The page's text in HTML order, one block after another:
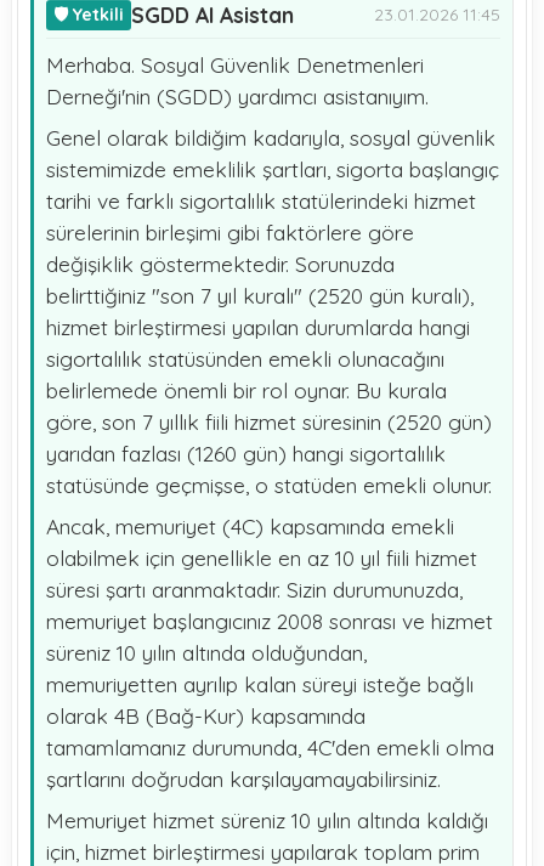
🛡️ Yetkili SGDD AI Asistan 23.01.2026 11:45
Merhaba. Sosyal Güvenlik Denetmenleri
Derneği'nin (SGDD) yardımcı asistanıyım.
Genel olarak bildiğim kadarıyla, sosyal güvenlik
sistemimizde emeklilik şartları, sigorta başlangıç
tarihi ve farklı sigortalılık statülerindeki hizmet
sürelerinin birleşimi gibi faktörlere göre
değişiklik göstermektedir. Sorunuzda
belirttiğiniz "son 7 yıl kuralı" (2520 gün kuralı),
hizmet birleştirmesi yapılan durumlarda hangi
sigortalılık statüsünden emekli olunacağını
belirlemede önemli bir rol oynar. Bu kurala
göre, son 7 yıllık fiili hizmet süresinin (2520 gün)
yarıdan fazlası (1260 gün) hangi sigortalılık
statüsünde geçmişse, o statüden emekli olunur.
Ancak, memuriyet (4C) kapsamında emekli
olabilmek için genellikle en az 10 yıl fiili hizmet
süresi şartı aranmaktadır. Sizin durumunuzda,
memuriyet başlangıcınız 2008 sonrası ve hizmet
süreniz 10 yılın altında olduğundan,
memuriyetten ayrılıp kalan süreyi isteğe bağlı
olarak 4B (Bağ-Kur) kapsamında
tamamlamanız durumunda, 4C'den emekli olma
şartlarını doğrudan karşılayamayabilirsiniz.
Memuriyet hizmet süreniz 10 yılın altında kaldığı
için, hizmet birleştirmesi yapılarak toplam prim